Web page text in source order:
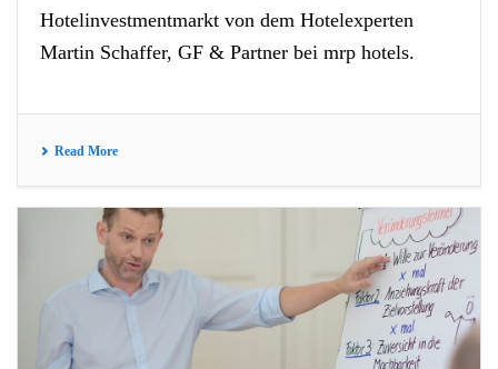
Hotelinvestmentmarkt von dem Hotelexperten
Martin Schaffer, GF & Partner bei mrp hotels.
Read More